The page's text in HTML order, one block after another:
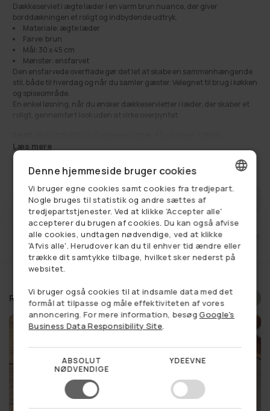
Dækkeserviet i ægte læder i en varm brun nuance, der giver
borddækningen et roligt og indbydende udtryk.
Materiale: ægte læder
Farve: brun
Mål: 30 x 45 cm
Mønster: ensfarvet
Den ensfarvede overflade gør det let at skabe en sammenhængende
stil, både til hverdag og når du samler gæster. Velegnet til brug i køkken
og spiseområde.
En enkel løsning, når du ønsker dækkeservietter i læder, der skaber et
Læs mere
Normalpris
110,00 kr
Udsalgspris
85,00 kr
FÅ BESKED NÅR VAREN ER PÅ LAGER
Fri fragt ved køb over 749,- 14 dages
Relaterede produkter
Vil du vinde en hemmelig
rabat til dit første køb?
DANISH
GERMAN
NORWEGIAN
SWEDISH
Denne hjemmeside bruger cookies
Vi bruger egne cookies samt cookies fra tredjepart.
Nogle bruges til statistik og andre sættes af
tredjepartstjenester. Ved at klikke 'Accepter alle'
accepterer du brugen af cookies. Du kan også afvise
alle cookies, undtagen nødvendige, ved at klikke
'Afvis alle'. Herudover kan du til enhver tid ændre eller
trække dit samtykke tilbage, hvilket sker nederst på
websitet.
Vi bruger også cookies til at indsamle data med det
formål at tilpasse og måle effektiviteten af vores
annoncering. For mere information, besøg Google's
Business Data Responsibility Site
ABSOLUT
NØDVENDIGE
YDEEVNE